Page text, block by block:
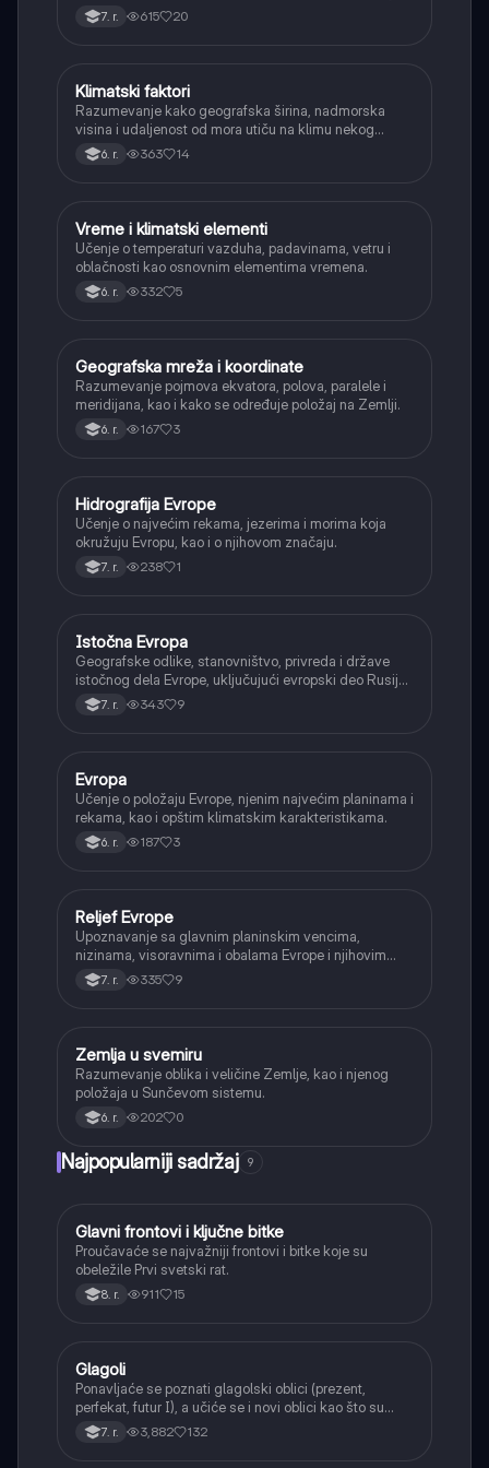
određuju.
7. r. 615 20
Geografija
Klimatski faktori
Razumevanje kako geografska širina, nadmorska
visina i udaljenost od mora utiču na klimu nekog
područja.
6. r. 363 14
Geografija
Vreme i klimatski elementi
Učenje o temperaturi vazduha, padavinama, vetru i
oblačnosti kao osnovnim elementima vremena.
6. r. 332 5
Geografija
Geografska mreža i koordinate
Razumevanje pojmova ekvatora, polova, paralele i
meridijana, kao i kako se određuje položaj na Zemlji.
6. r. 167 3
Geografija
Hidrografija Evrope
Učenje o najvećim rekama, jezerima i morima koja
okružuju Evropu, kao i o njihovom značaju.
7. r. 238 1
Geografija
Istočna Evropa
Geografske odlike, stanovništvo, privreda i države
istočnog dela Evrope, uključujući evropski deo Rusije,
Ukrajinu i Belorusiju.
7. r. 343 9
Geografija
Evropa
Učenje o položaju Evrope, njenim najvećim planinama i
rekama, kao i opštim klimatskim karakteristikama.
6. r. 187 3
Geografija
Reljef Evrope
Upoznavanje sa glavnim planinskim vencima,
nizinama, visoravnima i obalama Evrope i njihovim
nastankom.
7. r. 335 9
Geografija
Zemlja u svemiru
Razumevanje oblika i veličine Zemlje, kao i njenog
položaja u Sunčevom sistemu.
6. r. 202 0
Najpopularniji sadržaj 9
Istorija
Glavni frontovi i ključne bitke
Proučavaće se najvažniji frontovi i bitke koje su
obeležile Prvi svetski rat.
8. r. 911 15
Srpski jezik
Glagoli
Ponavljaće se poznati glagolski oblici (prezent,
perfekat, futur I), a učiće se i novi oblici kao što su
aorist, imperfekat, pluskvamperfekat, futur II, kao i
glagolski prilozi i pridevi.
7. r. 3,882 132